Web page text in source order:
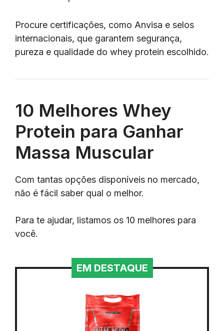
Procure certificações, como Anvisa e selos
internacionais, que garantem segurança,
pureza e qualidade do whey protein escolhido.
10 Melhores Whey
Protein para Ganhar
Massa Muscular
Com tantas opções disponíveis no mercado,
não é fácil saber qual o melhor.
Para te ajudar, listamos os 10 melhores para
você.
EM DESTAQUE